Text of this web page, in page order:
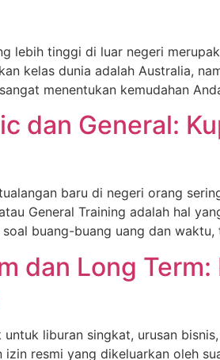
lebih tinggi di luar negeri
kelas dunia adalah Australia,
menentukan kemudahan
dan General:
baru di negeri orang
General Training adalah hal
buang-buang uang dan
dan Long
liburan singkat, urusan
resmi yang dikeluarkan oleh